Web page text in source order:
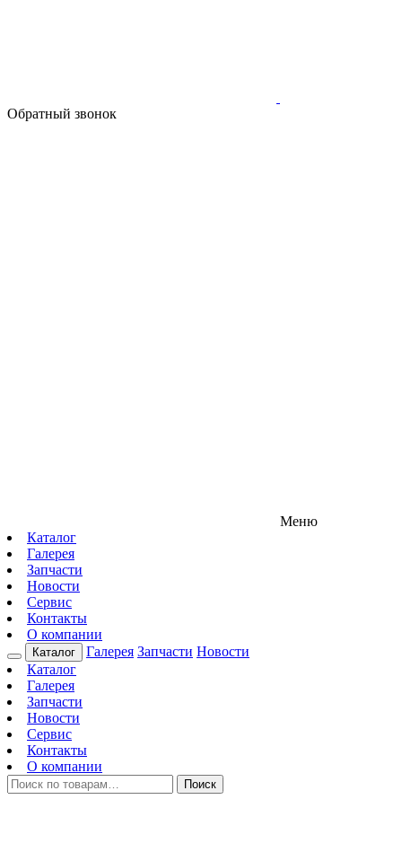
Обратный звонок
Меню
Каталог
Галерея
Запчасти
Новости
Сервис
Контакты
О компании
Каталог Галерея Запчасти Новости
Каталог
Галерея
Запчасти
Новости
Сервис
Контакты
О компании
Искать:
Поиск